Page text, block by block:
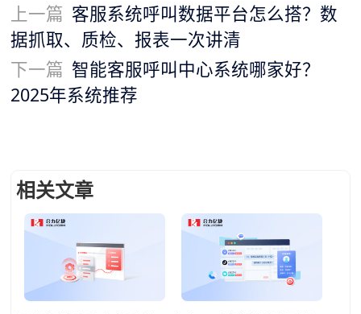
上一篇 客服系统呼叫数据平台怎么搭？数
据抓取、质检、报表一次讲清
下一篇 智能客服呼叫中心系统哪家好？
2025年系统推荐
相关文章